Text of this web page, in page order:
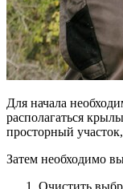
Для начала
располагаться
просторный
Затем необходимо
Очистить